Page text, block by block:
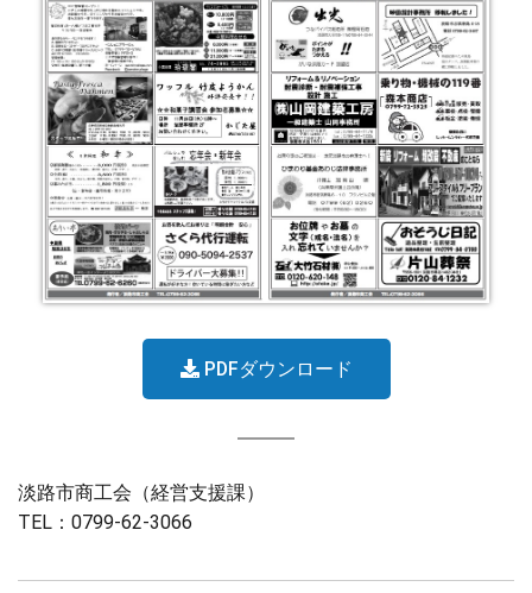
PDFダウンロード
淡路市商工会（経営支援課）
TEL：0799-62-3066